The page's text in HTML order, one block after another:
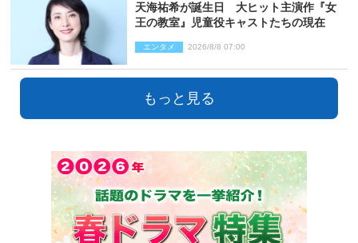
天海祐希が誕生日 大ヒット主演作『女
王の教室』児童役キャストたちの現在
エンタメ 2026/8/8 07:00
もっと見る